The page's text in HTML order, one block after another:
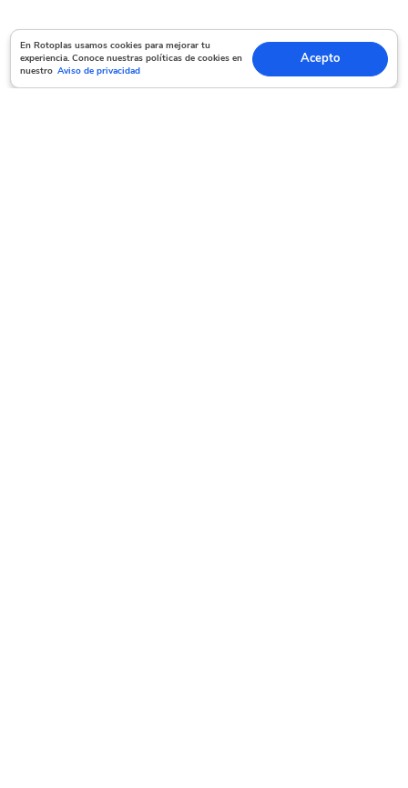
En Rotoplas usamos cookies para mejorar tu experiencia. Conoce nuestras políticas
de cookies en nuestro Aviso de privacidad Acepto
En Rotoplas usamos cookies para mejorar tu
experiencia. Conoce nuestras políticas de cookies en
nuestro Aviso de privacidad
Acepto